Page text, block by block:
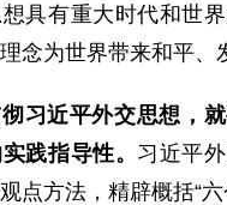
具有重大时代和世
念为世界带来和平、
习近平外交思想，
践指导性。 习近平
点方法，精辟概括“